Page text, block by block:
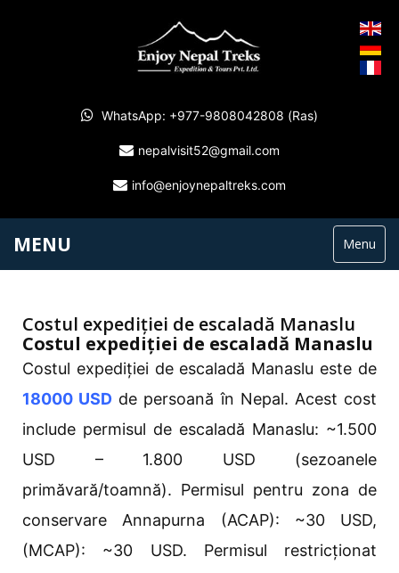
WhatsApp: +977-9808042808 (Ras)
nepalvisit52@gmail.com
info@enjoynepaltreks.com
MENU Menu
Costul expediției de escaladă Manaslu
Costul expediției de escaladă Manaslu
Costul expediției de escaladă Manaslu este de
18000 USD de persoană în Nepal. Acest cost
include permisul de escaladă Manaslu: ~1.500
USD – 1.800 USD (sezoanele
primăvară/toamnă). Permisul pentru zona de
conservare Annapurna (ACAP): ~30 USD,
(MCAP): ~30 USD. Permisul restricționat